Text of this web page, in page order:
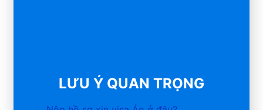
LƯU Ý QUAN TRỌNG